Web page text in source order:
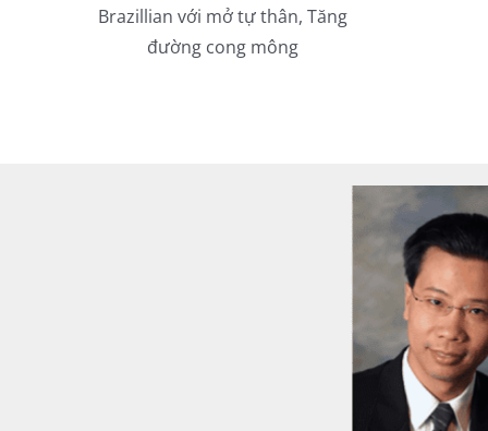
Brazillian với mở tự thân, Tăng
đường cong mông